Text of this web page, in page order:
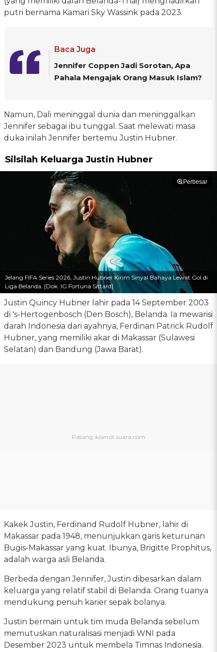
putri bernama Kamari Sky Wassink pada 2023.
Baca Juga
Jennifer Coppen Jadi Sorotan, Apa
Pahala Mengajak Orang Masuk Islam?
Namun, Dali meninggal dunia dan meninggalkan
Jennifer sebagai ibu tunggal. Saat melewati masa
duka inilah Jennifer bertemu Justin Hubner.
Silsilah Keluarga Justin Hubner
Perbesar
Jelang FIFA Series 2026, Justin Hubner Kirim Sinyal Bahaya Lewat Gol di
Liga Belanda. [Dok. IG Fortuna Sittard]
Justin Quincy Hubner lahir pada 14 September 2003
di 's-Hertogenbosch (Den Bosch), Belanda. Ia mewarisi
darah Indonesia dari ayahnya, Ferdinan Patrick Rudolf
Hubner, yang memiliki akar di Makassar (Sulawesi
Selatan) dan Bandung (Jawa Barat).
Kakek Justin, Ferdinand Rudolf Hubner, lahir di
Makassar pada 1948, menunjukkan garis keturunan
Bugis-Makassar yang kuat. Ibunya, Brigitte Prophitus,
adalah warga asli Belanda.
Berbeda dengan Jennifer, Justin dibesarkan dalam
keluarga yang relatif stabil di Belanda. Orang tuanya
mendukung penuh karier sepak bolanya.
Justin bermain untuk tim muda Belanda sebelum
memutuskan naturalisasi menjadi WNI pada
Desember 2023 untuk membela Timnas Indonesia.